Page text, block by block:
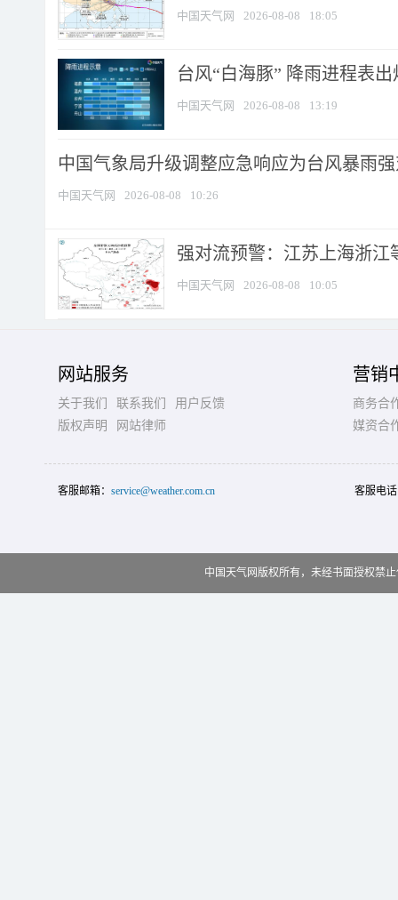
中国天气网 2026-08-08 18:05
台风“白海豚” 降雨进程表
中国天气网 2026-08-08 13:19
中国气象局升级调整应急响应为台风暴雨
中国天气网 2026-08-08 10:26
强对流预警：江苏上海浙江
中国天气网 2026-08-08 10:05
网站服务
关于我们 联系我们
用户反馈
版权声明
网站律师
营销
商务合
媒资合
客服邮箱： service@weather.com.cn 客服电
中国天气网版权所有，未经书面授权